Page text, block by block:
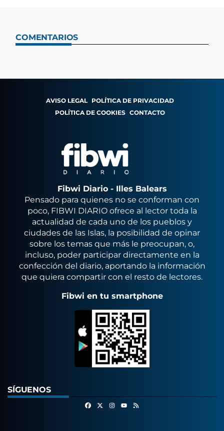
COMENTARIOS
AVISO LEGAL POLÍTICA DE PRIVACIDAD
POLÍTICA DE COOKIES CONTACTO
Fibwi Diario - Illes Balears
Pensado para quienes no se conforman con
poco, FIBWI DIARIO ofrece al lector toda la
actualidad de cada uno de los pueblos y
ciudades de las Islas, la posibilidad de opinar
sobre los temas que más le preocupan, o,
incluso, poder participar directamente en la
confección del diario, aportando la información
que quiera compartir con el resto de lectores.
Fibwi en tu smartphone
SÍGUENOS
FacebookInstagram